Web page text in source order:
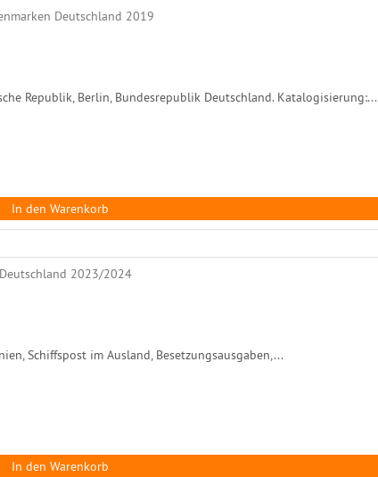
Republik, Berlin, Bundesrepublik Deutschland. Katalogisierung:...
In den Warenkorb
Schiffspost im Ausland, Besetzungsausgaben,...
In den Warenkorb